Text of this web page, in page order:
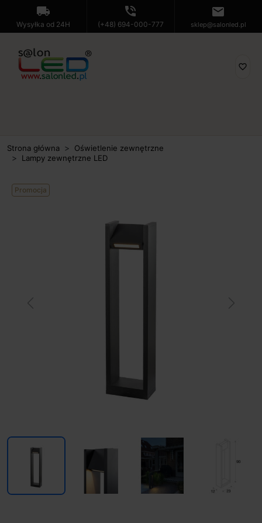
local_shipping
Wysyłka od 24H
phone_in_talk
(+48) 694-000-777
mail
sklep@salonled.pl
favorite_border
Strona główna
Oświetlenie zewnętrzne
Lampy zewnętrzne LED
Promocja